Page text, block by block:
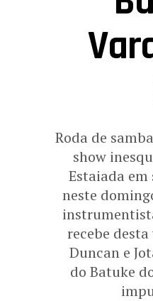
Roda de
show
Estaiada
neste
recebe
Duncan e
do Batuke